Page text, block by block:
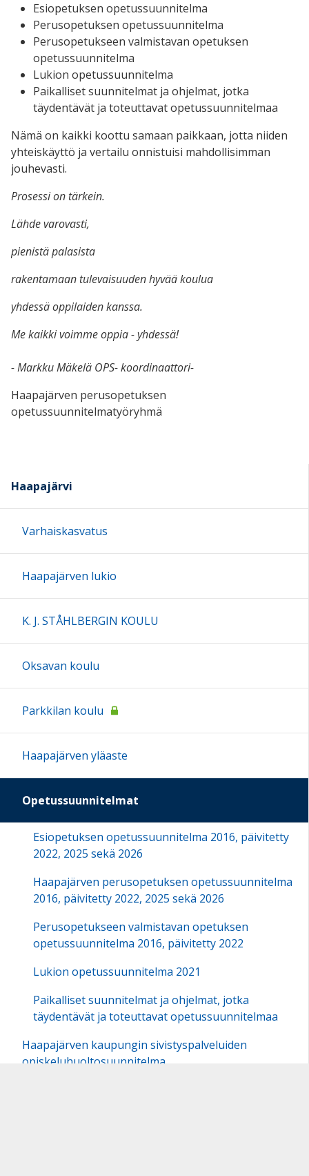
Esiopetuksen opetussuunnitelma
Perusopetuksen opetussuunnitelma
Perusopetukseen valmistavan opetuksen
opetussuunnitelma
Lukion opetussuunnitelma
Paikalliset suunnitelmat ja ohjelmat, jotka
täydentävät ja toteuttavat opetussuunnitelmaa
Nämä on kaikki koottu samaan paikkaan, jotta niiden
yhteiskäyttö ja vertailu onnistuisi mahdollisimman
jouhevasti.
Prosessi on tärkein.
Lähde varovasti,
pienistä palasista
rakentamaan tulevaisuuden hyvää koulua
yhdessä oppilaiden kanssa.
Me kaikki voimme oppia - yhdessä!
- Markku Mäkelä OPS- koordinaattori-
Haapajärven perusopetuksen
opetussuunnitelmatyöryhmä
Haapajärvi
Varhaiskasvatus
Haapajärven lukio
K. J. STÅHLBERGIN KOULU
Oksavan koulu
Parkkilan koulu
Haapajärven yläaste
Opetussuunnitelmat
Esiopetuksen opetussuunnitelma 2016, päivitetty
2022, 2025 sekä 2026
Haapajärven perusopetuksen opetussuunnitelma
2016, päivitetty 2022, 2025 sekä 2026
Perusopetukseen valmistavan opetuksen
opetussuunnitelma 2016, päivitetty 2022
Lukion opetussuunnitelma 2021
Paikalliset suunnitelmat ja ohjelmat, jotka
täydentävät ja toteuttavat opetussuunnitelmaa
Haapajärven kaupungin sivistyspalveluiden
opiskeluhuoltosuunnitelma